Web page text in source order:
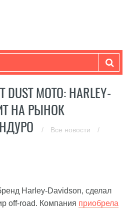
MOTO: HARLEY-
НА РЫНОК
/ Все новости /
Harley-Davidson, сделал
off-road. Компания приобрела